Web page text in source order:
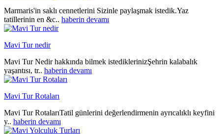
Marmaris'in saklı cennetlerini Sizinle paylaşmak istedik.Yaz
tatillerinin en &c.. haberin devamı
Mavi Tur nedir
Mavi Tur Nedir hakkında bilmek istediklerinizŞehrin kalabalık
yaşantısı, tr.. haberin devamı
Mavi Tur Rotaları
Mavi Tur RotalarıTatil günlerini değerlendirmenin ayrıcalıklı keyfini
y.. haberin devamı